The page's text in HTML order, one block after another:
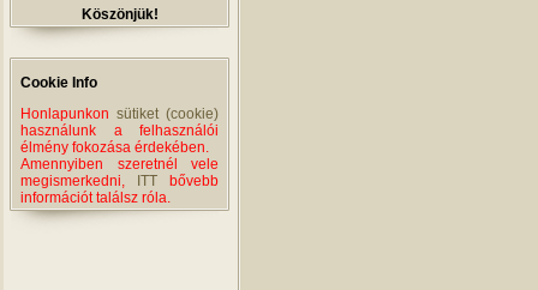
Köszönjük!
Cookie Info
Honlapunkon sütiket (cookie)
használunk a felhasználói
élmény fokozása érdekében.
Amennyiben szeretnél vele
megismerkedni,
ITT bővebb
információt találsz róla.